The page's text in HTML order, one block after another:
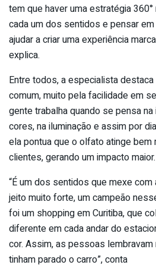
tem que haver uma estratégia
cada um dos sentidos e pensar
ajudar a criar uma experiência
explica.
Entre todos, a especialista
comum, muito pela facilidade em
gente trabalha quando se pensa
cores, na iluminação e assim por
ela pontua que o olfato atinge
clientes, gerando um impacto maior.
“É um dos sentidos que mexe
jeito muito forte, um campeão
foi um shopping em Curitiba, que
diferente em cada andar do
cor. Assim, as pessoas
tinham parado o carro”, conta